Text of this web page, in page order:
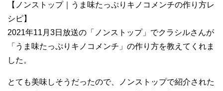
【ノンストップ｜うま味たっぷりキノコメンチの作り方レ
シピ】
2021年11月3日放送の「ノンストップ」でクラシルさんが
「うま味たっぷりキノコメンチ」の作り方を教えてくれま
した。
とても美味しそうだったので、ノンストップで紹介された